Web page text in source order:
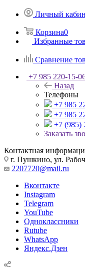
Личный
Корзина0
Избранные
Сравнение
+7 985 220-15-
Назад
Телефоны
+7 985
+7 985
+7 (985)
Заказать
Контактная
г. Пушкино, ул.
2207720@mail.ru
Вконтакте
Instagram
Telegram
YouTube
Одноклассники
Rutube
WhatsApp
Яндекс.Дзен